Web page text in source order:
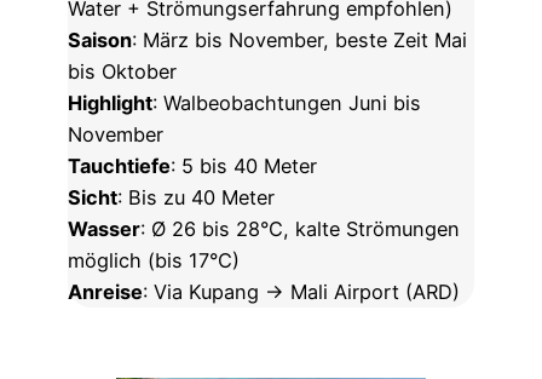
Water + Strömungserfahrung empfohlen)
Saison: März bis November, beste Zeit Mai
bis Oktober
Highlight: Walbeobachtungen Juni bis
November
Tauchtiefe: 5 bis 40 Meter
Sicht: Bis zu 40 Meter
Wasser: Ø 26 bis 28°C, kalte Strömungen
möglich (bis 17°C)
Anreise: Via Kupang → Mali Airport (ARD)